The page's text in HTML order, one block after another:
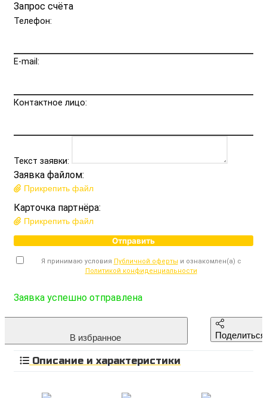
Запрос счёта
Телефон:
E-mail:
Контактное лицо:
Текст заявки:
Заявка файлом:
Прикрепить файл
Карточка партнёра:
Прикрепить файл
Отправить
Я принимаю условия Публичной оферты и ознакомлен(а) с
Политикой конфиденциальности
Заявка успешно отправлена
В избранное Поделиться
Описание и характеристики